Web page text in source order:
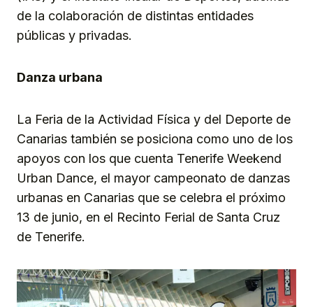
de la colaboración de distintas entidades
públicas y privadas.
Danza urbana
La Feria de la Actividad Física y del Deporte de
Canarias también se posiciona como uno de los
apoyos con los que cuenta Tenerife Weekend
Urban Dance, el mayor campeonato de danzas
urbanas en Canarias que se celebra el próximo
13 de junio, en el Recinto Ferial de Santa Cruz
de Tenerife.